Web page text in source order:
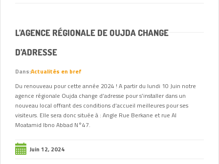
L’AGENCE RÉGIONALE DE OUJDA CHANGE
D’ADRESSE
Dans:Actualités en bref
Du renouveau pour cette année 2024 ! A partir du lundi 10 Juin notre
agence régionale Oujda change d’adresse pour s’installer dans un
nouveau local offrant des conditions d’accueil meilleures pour ses
visiteurs. Elle sera donc située à : Angle Rue Berkane et rue Al
Moatamid Ibno Abbad N°47.
Juin 12, 2024